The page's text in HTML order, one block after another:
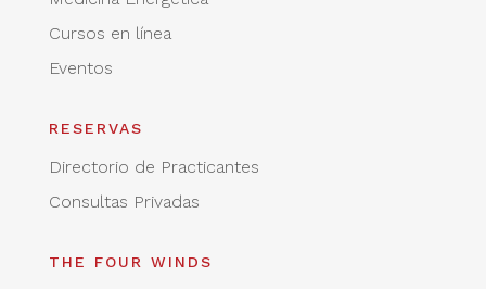
Cursos en línea
Eventos
RESERVAS
Directorio de Practicantes
Consultas Privadas
THE FOUR WINDS